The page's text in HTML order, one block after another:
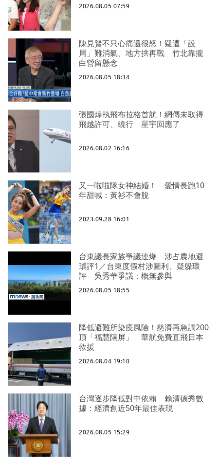
2026.08.05 07:59
陳見賢不只心痛還很怒！疑遭「設
局」難消氣、地方拱再戰 竹北靠攏
白營留懸念
2026.08.05 18:34
張國煒執飛布拉格首航！網傳未取得
飛越許可、繞行 星宇回應了
2026.08.02 16:16
又一啦啦隊女神結婚！ 愛情長跑10
年甜喊：黃衫不會脫
2023.09.28 16:01
台東議長家族爭議連爆 涉占農地避
環評1／台東度假村涉圖利、疑躲環
評 吳秀華爭議：概無參與
2026.08.05 18:55
降低避難所染疫風險！慈濟再急調200
頂「福慧隔屏」 華航免費直飛日本
救援
2026.08.04 19:10
台灣逐步降低對中依賴 賴清德秀數
據：經濟創近50年最佳表現
2026.08.05 15:29